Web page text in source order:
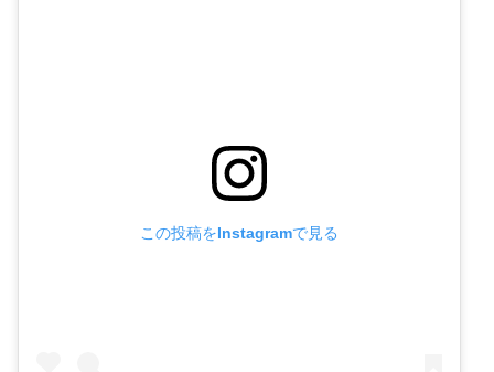
この投稿をInstagramで見る